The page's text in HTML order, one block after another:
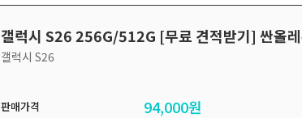
갤럭시 S26 256G/512G [무료 견적받기] 싼올
갤럭시 S26
판매가격 94,000원